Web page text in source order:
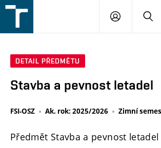
v
PŘIHLÁŠENÍ
DETAIL PŘEDMĚTU
Stavba a pevnost letadel
FSI-OSZ Ak. rok: 2025/2026 Zimní
Předmět Stavba a pevnost